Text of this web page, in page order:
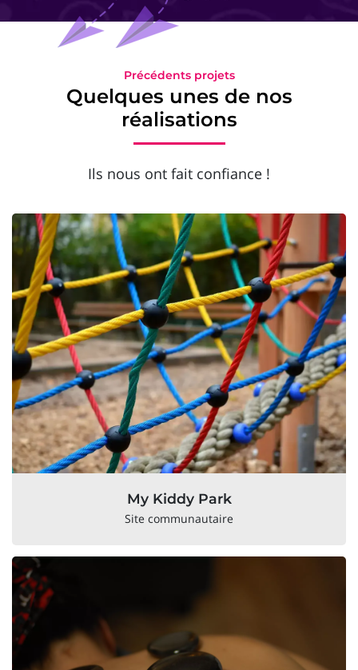
Précédents projets
Quelques unes de nos
réalisations
Ils nous ont fait confiance !
My Kiddy Park
Site communautaire